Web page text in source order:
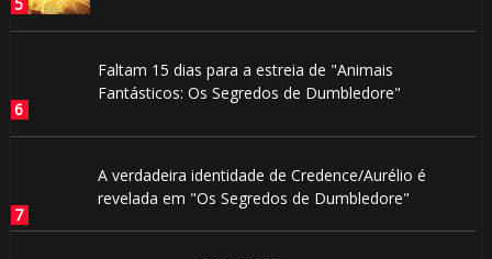
Faltam 15 dias para a estreia de "Animais
Fantásticos: Os Segredos de Dumbledore"
A verdadeira identidade de Credence/Aurélio é
revelada em "Os Segredos de Dumbledore"